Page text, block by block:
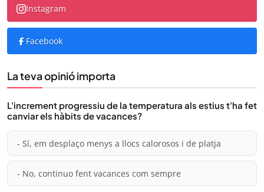
Instagram
Facebook
La teva opinió importa
L'increment progressiu de la temperatura als estius t'ha fet
canviar els hàbits de vacances?
- Sí, em desplaço menys a llocs calorosos i de platja
- No, continuo fent vacances com sempre